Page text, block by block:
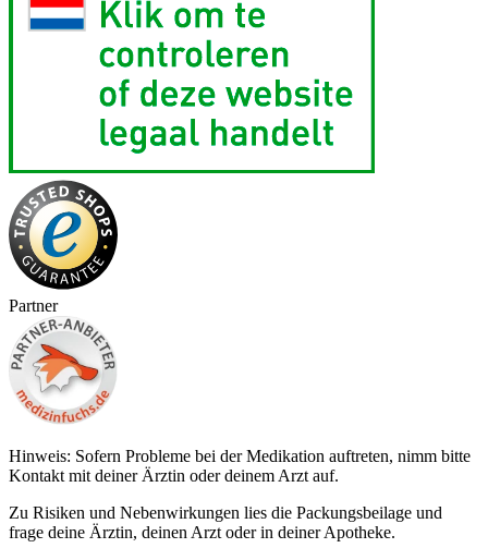
Partner
Hinweis: Sofern Probleme bei der Medikation auftreten, nimm bitte
Kontakt mit deiner Ärztin oder deinem Arzt auf.
Zu Risiken und Nebenwirkungen lies die Packungsbeilage und
frage deine Ärztin, deinen Arzt oder in deiner Apotheke.